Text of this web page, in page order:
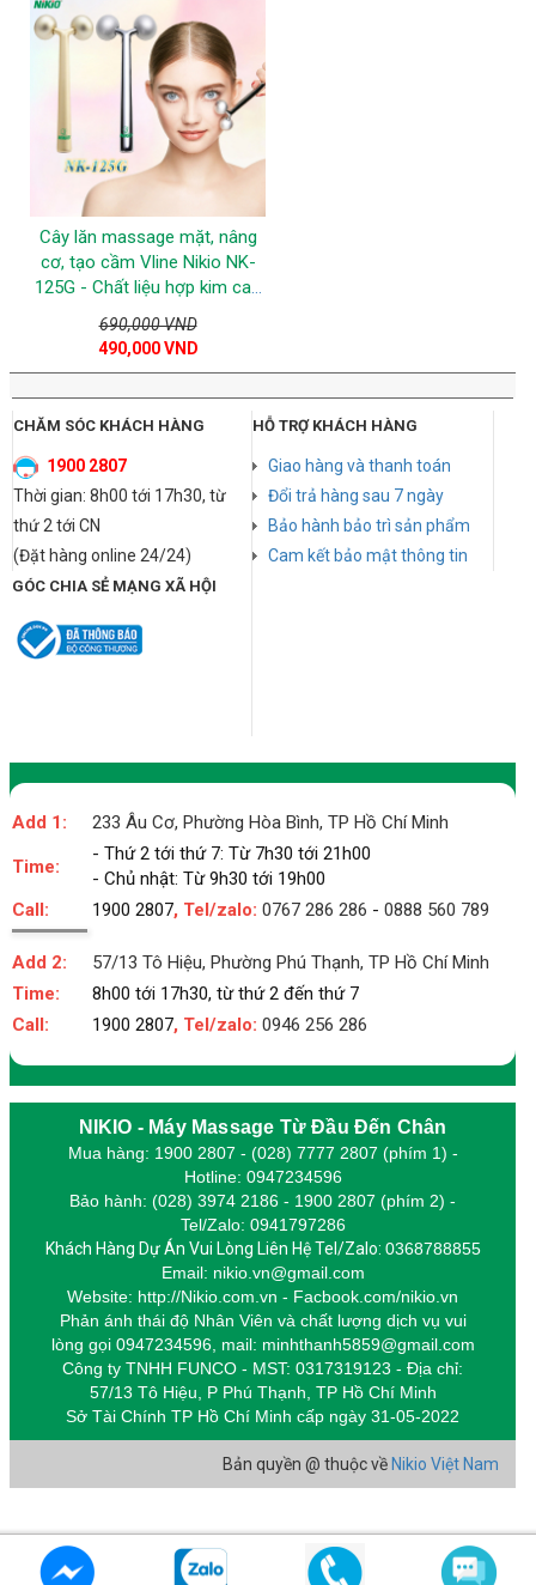
Cây lăn massage mặt, nâng
cơ, tạo cầm Vline Nikio NK-
125G - Chất liệu hợp kim cao
cấp
690,000 VND
490,000 VND
CHĂM SÓC KHÁCH HÀNG
1900 2807
Thời gian: 8h00 tới 17h30, từ
thứ 2 tới CN
(Đặt hàng online 24/24)
HỖ TRỢ KHÁCH HÀNG
Giao hàng và thanh toán
Đổi trả hàng sau 7 ngày
Bảo hành bảo trì sản phẩm
Cam kết bảo mật thông tin
GÓC CHIA SẺ MẠNG XÃ HỘI
Add 1: 233 Âu Cơ, Phường Hòa Bình, TP Hồ Chí Minh
Time:
- Thứ 2 tới thứ 7: Từ 7h30 tới 21h00
- Chủ nhật: Từ 9h30 tới 19h00
Call:
1900 2807, Tel/zalo:0767 286 286 -0888 560 789
Add 2:
57/13 Tô Hiệu, Phường Phú Thạnh, TP Hồ Chí Minh
Time:
8h00 tới 17h30, từ thứ 2 đến thứ 7
Call:
1900 2807, Tel/zalo:0946 256 286
NIKIO - Máy Massage Từ Đầu Đến Chân
Mua hàng: 1900 2807 - (028) 7777 2807 (phím 1) -
Hotline: 0947234596
Bảo hành: (028) 3974 2186 - 1900 2807 (phím 2) -
Tel/Zalo: 0941797286
Khách Hàng Dự Án Vui Lòng Liên Hệ Tel/Zalo: 0368788855
Email: nikio.vn@gmail.com
Website: http://Nikio.com.vn - Facbook.com/nikio.vn
Phản ánh thái độ Nhân Viên và chất lượng dịch vụ vui
lòng gọi 0947234596, mail: minhthanh5859@gmail.com
Công ty TNHH FUNCO - MST: 0317319123 - Địa chỉ:
57/13 Tô Hiệu, P Phú Thạnh, TP Hồ Chí Minh
Sở Tài Chính TP Hồ Chí Minh cấp ngày 31-05-2022
Bản quyền @ thuộc về Nikio Việt Nam